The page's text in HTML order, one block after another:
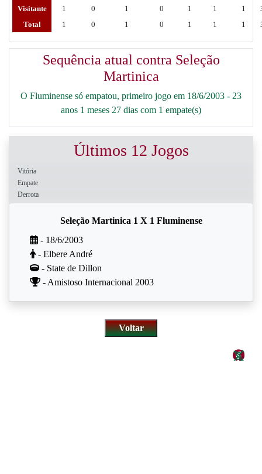
Visitante
1 0 1 0 1 1 1
Total
1 0 1 0 1 1 1
Sequência atual contra Seleção
Martinica
O Fluminense só empatou, primeiro jogo em 18/6/2003 - 23
anos 1 meses 27 dias com 1 empate(s)
Últimos 12 Jogos
Vitória
Empate
Derrota
Seleção Martinica 1 X 1 Fluminense
- 18/6/2003
- Elbere André
- State de Dillon
- Amistoso Internacional 2003